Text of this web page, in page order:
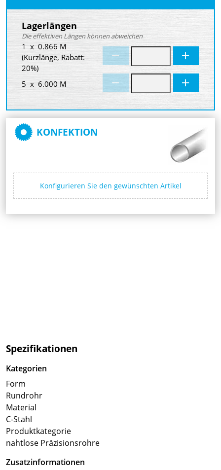
Lagerlängen
Die effektiven Längen können abweichen
1 x 0.866 M
(Kurzlänge, Rabatt:
20%)
5 x 6.000 M
KONFEKTION
Konfigurieren Sie den gewünschten Artikel
Spezifikationen
Kategorien
Form
Rundrohr
Material
C-Stahl
Produktkategorie
nahtlose Präzisionsrohre
Zusatzinformationen